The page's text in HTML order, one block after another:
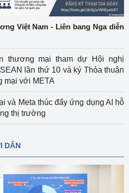
Việt Nam - Liên bang Nga diễn
thương mại tham dự Hội nghị
lần thứ 10 và ký Thỏa thuận
mại với META
và Meta thúc đẩy ứng dụng AI hỗ
thị trường
DÂN